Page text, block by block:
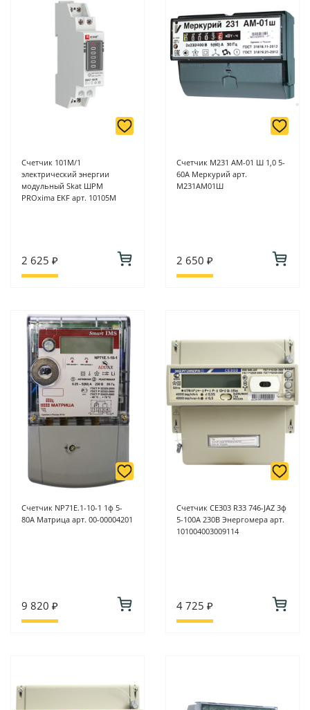
Счетчик 101М/1
электрический энергии
модульный Skat ШРМ
PROxima EKF арт. 10105M
2 625 ₽
Счетчик M231 AМ-01 Ш 1,0 5-
60А Меркурий арт.
M231АМ01Ш
2 650 ₽
Счетчик NP71Е.1-10-1 1ф 5-
80А Матрица арт. 00-00004201
9 820 ₽
Счетчик СЕ303 R33 746-JAZ 3ф
5-100А 230В Энергомера арт.
101004003009114
4 725 ₽